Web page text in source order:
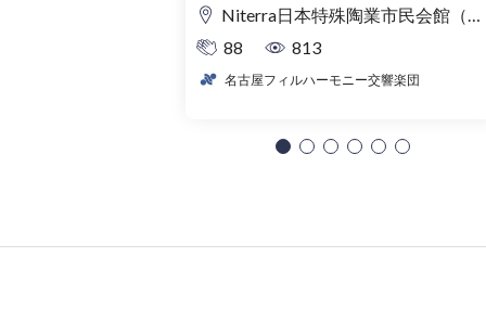
Niterra日本特殊陶業市民会館（名古屋市民会館） フォレストホール
88
813
名古屋フィルハーモニー交響楽団